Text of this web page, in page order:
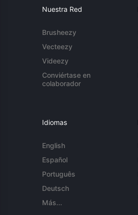
Nuestra Red
Brusheezy
Vecteezy
Videezy
Conviértase en
colaborador
Idiomas
English
Español
Português
Deutsch
Más...